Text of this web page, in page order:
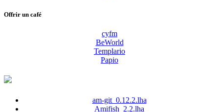
Offrir un café
cyfm
BeWorld
Templario
Papio
am-git_0.12.2.lha
Amifish_2.2.lha